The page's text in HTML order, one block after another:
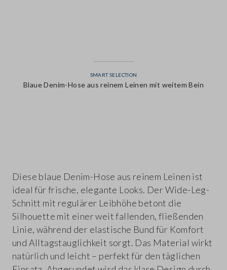
SMART SELECTION
Blaue Denim-Hose aus reinem Leinen mit weitem Bein
Diese blaue Denim-Hose aus reinem Leinen ist
ideal für frische, elegante Looks. Der Wide-Leg-
Schnitt mit regulärer Leibhöhe betont die
Silhouette mit einer weit fallenden, fließenden
Linie, während der elastische Bund für Komfort
und Alltagstauglichkeit sorgt. Das Material wirkt
natürlich und leicht – perfekt für den täglichen